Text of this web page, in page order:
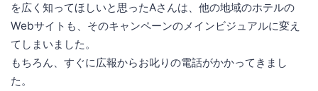
を広く知ってほしいと思ったAさんは、他の地域のホテルの
Webサイトも、そのキャンペーンのメインビジュアルに変え
てしまいました。
もちろん、すぐに広報からお叱りの電話がかかってきまし
た。